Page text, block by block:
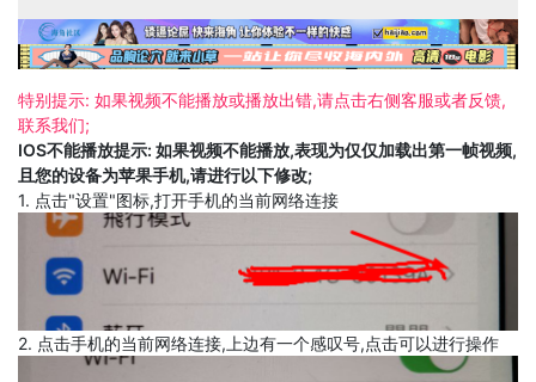
特别提示: 如果视频不能播放或播放出错,请点击右侧客服或者反馈,
联系我们;
IOS不能播放提示: 如果视频不能播放,表现为仅仅加载出第一帧视频,
且您的设备为苹果手机,请进行以下修改;
1. 点击"设置"图标,打开手机的当前网络连接
2. 点击手机的当前网络连接,上边有一个感叹号,点击可以进行操作